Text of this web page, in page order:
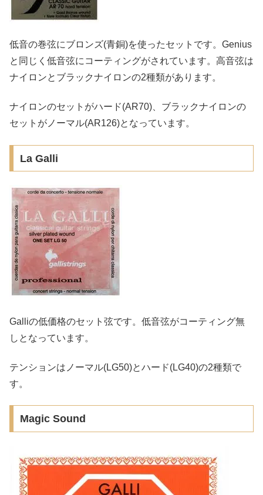
低音の巻弦にブロンズ(青銅)を使ったセットです。Genius
と同じく低音弦にコーティングがされています。高音弦は
ナイロンとブラックナイロンの2種類があります。
ナイロンのセットがハード(AR70)、ブラックナイロンの
セットがノーマル(AR126)となっています。
La Galli
Galliの低価格のセット弦です。低音弦がコーティング無
しとなっています。
テンションはノーマル(LG50)とハード(LG40)の2種類で
す。
Magic Sound